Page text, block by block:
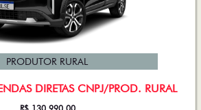
DIRETAS CNPJ/PROD. RURAL
PRODUTOR RURAL